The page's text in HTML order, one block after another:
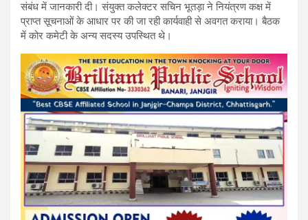
संबंध में जानकारी दी। संयुक्त कलेक्टर सचिन भूतड़ा ने नियंत्रण कक्ष में
प्राप्त सूचनाओं के आधार पर की जा रही कार्यवाही से अवगत कराया। बैठक
में कोर कमेटी के अन्य सदस्य उपस्थित थे।